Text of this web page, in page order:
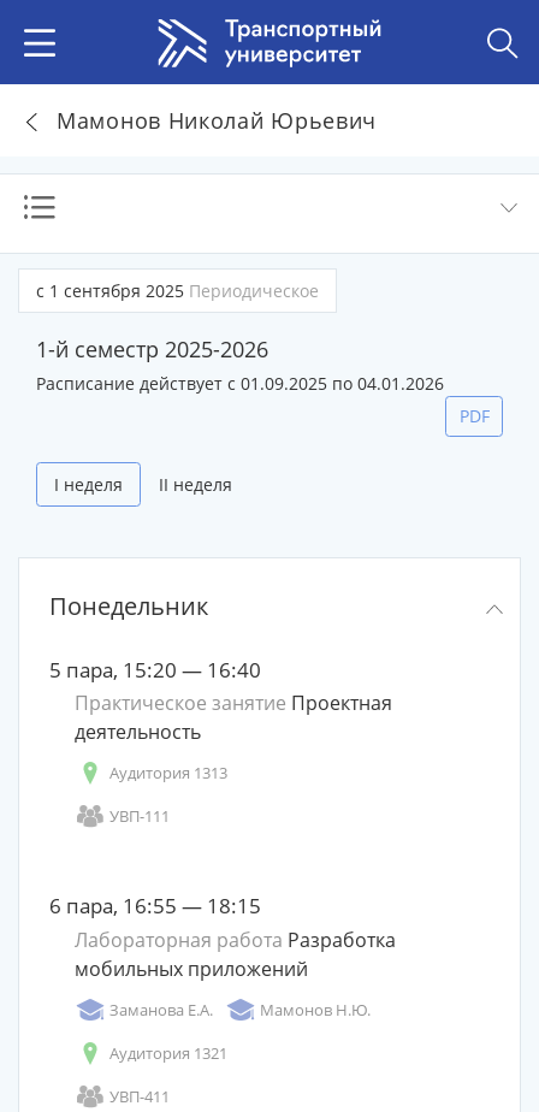
Мамонов Николай Юрьевич
с 1 сентября 2025 Периодическое
1-й семестр 2025-2026
Расписание действует с 01.09.2025 по 04.01.2026
I неделя II неделя
PDF
Понедельник
5 пара, 15:20 — 16:40
Практическое занятие Проектная
деятельность
Аудитория 1313
УВП-111
6 пара, 16:55 — 18:15
Лабораторная работа Разработка
мобильных приложений
Заманова Е.А.
Мамонов Н.Ю.
Аудитория 1321
УВП-411